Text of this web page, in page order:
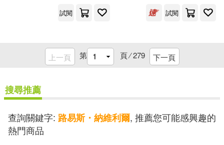
格里夫[英](4)
汕頭市樂立方玩具實業有限公司編
海馬老爸(4)
湖南美術出版社(15)
貓頭鷹(15)
中國礦業大學出版社(14)
試閱
試閱
上一頁 第 頁 ⁄279 下一頁
搜尋推薦
查詢關鍵字: 路易斯・納維利爾, 推薦您可能感興趣的
熱門商品